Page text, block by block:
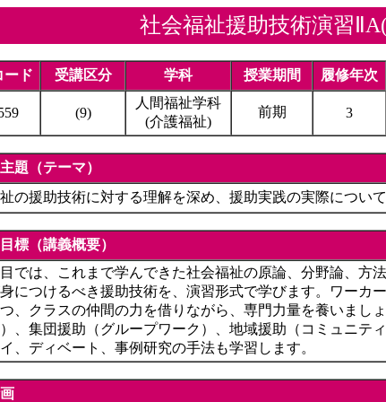
社会福祉援助技術演習
ード 受講区分 学科 授業期間 履修年次
(9)
人間福祉学科
(介護福祉)
前期 3
題（テーマ）
の援助技術に対する理解を深め、援助実践の実際につい
標（講義概要）
では、これまで学んできた社会福祉の原論、分野論、方
につけるべき援助技術を、演習形式で学びます。ワーカ
、クラスの仲間の力を借りながら、専門力量を養いまし
、集団援助（グループワーク）、地域援助（コミュニテ
、ディベート、事例研究の手法も学習します。